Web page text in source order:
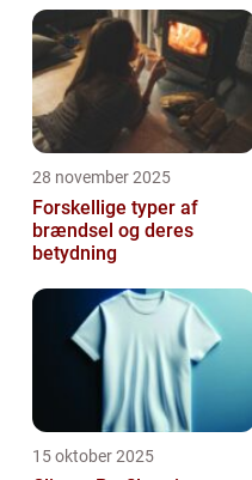
28 november 2025
Forskellige typer af
brændsel og deres
betydning
15 oktober 2025